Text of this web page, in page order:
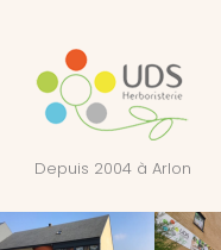
Depuis 2004 à Arlon